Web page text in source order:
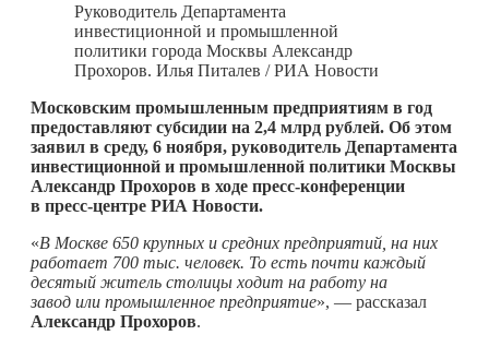
Руководитель Департамента
инвестиционной и промышленной
политики города Москвы Александр
Прохоров. Илья Питалев / РИА Новости
Московским промышленным предприятиям в год
предоставляют субсидии на 2,4 млрд рублей. Об этом
заявил в среду, 6 ноября, руководитель Департамента
инвестиционной и промышленной политики Москвы
Александр Прохоров в ходе пресс-конференции
в пресс-центре РИА Новости.
«В Москве 650 крупных и средних предприятий, на них
работает 700 тыс. человек. То есть почти каждый
десятый житель столицы ходит на работу на
завод или промышленное предприятие», — рассказал
Александр Прохоров.